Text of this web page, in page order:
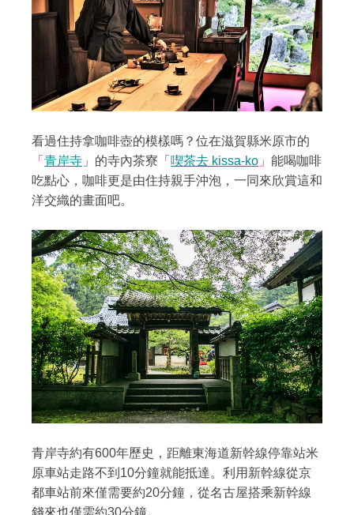
看過住持拿咖啡壺的模樣嗎？位在滋賀縣米原市的
「 青岸寺 」的寺內茶寮「 喫茶去 kissa-ko 」能喝咖啡
吃點心，咖啡更是由住持親手沖泡，一同來欣賞這和
洋交織的畫面吧。
青岸寺約有600年歷史，距離東海道新幹線停靠站米
原車站走路不到10分鐘就能抵達。利用新幹線從京
都車站前來僅需要約20分鐘，從名古屋搭乘新幹線